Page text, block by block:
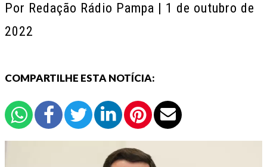
Por Redação Rádio Pampa | 1 de outubro de
2022
COMPARTILHE ESTA NOTÍCIA: